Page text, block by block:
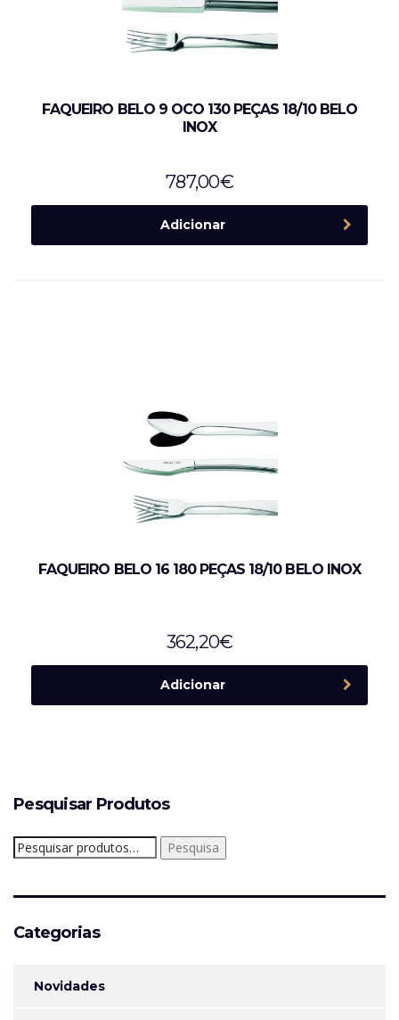
FAQUEIRO BELO 9 OCO 130 PEÇAS 18/10 BELO
INOX
787,00€
Adicionar
FAQUEIRO BELO 16 180 PEÇAS 18/10 BELO INOX
362,20€
Adicionar
Pesquisar Produtos
Pesquisar
por:
Pesquisa
Categorias
Novidades